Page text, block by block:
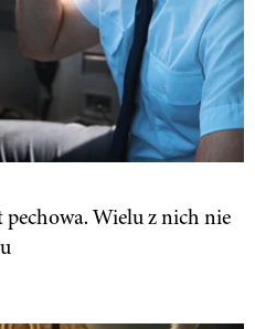
pechowa. Wielu z nich nie